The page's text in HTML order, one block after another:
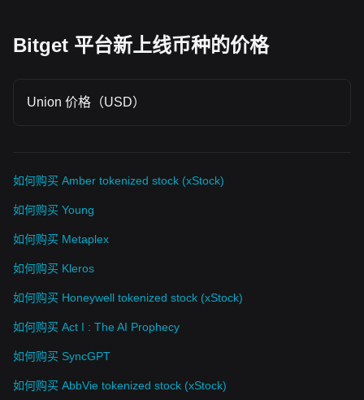
Bitget 平台新上线币种的价格
Union 价格（USD）
如何购买 Amber tokenized stock (xStock)
如何购买 Young
如何购买 Metaplex
如何购买 Kleros
如何购买 Honeywell tokenized stock (xStock)
如何购买 Act I : The AI Prophecy
如何购买 SyncGPT
如何购买 AbbVie tokenized stock (xStock)